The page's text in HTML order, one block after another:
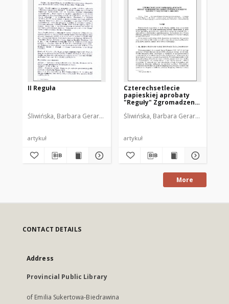
II Reguła
Śliwińska, Barbara Gerarda
artykuł
Czterechsetlecie
papieskiej aprobaty
"Reguły" Zgromadzenia
Katarzyny Dziewicy i
Śliwińska, Barbara Gerarda
artykuł
More
CONTACT DETAILS
Address
Provincial Public Library
of Emilia Sukertowa-Biedrawina